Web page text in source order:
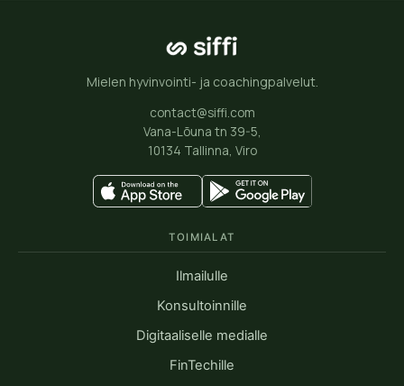
Mielen hyvinvointi- ja coachingpalvelut.
contact@siffi.com
Vana-Lõuna tn 39-5,
10134 Tallinna, Viro
TOIMIALAT
Ilmailulle
Konsultoinnille
Digitaaliselle medialle
FinTechille